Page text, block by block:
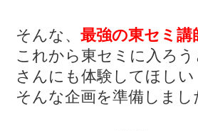
そんな、最強の東セミ講
これから東セミに入ろ
さんにも体験してほしい
そんな企画を準備しまし